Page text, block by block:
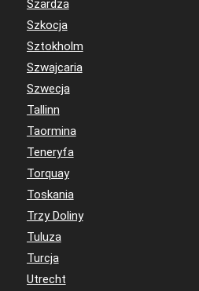
Szardża
Szkocja
Sztokholm
Szwajcaria
Szwecja
Tallinn
Taormina
Teneryfa
Torquay
Toskania
Trzy Doliny
Tuluza
Turcja
Utrecht